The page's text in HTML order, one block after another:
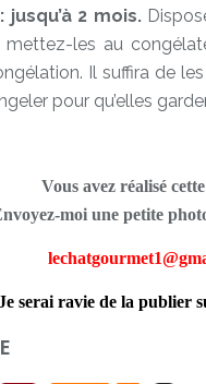
2 mois.
les au
Il suffira de
pour qu’elles
Vous avez réalisé
moi une petite
serai ravie de la publier